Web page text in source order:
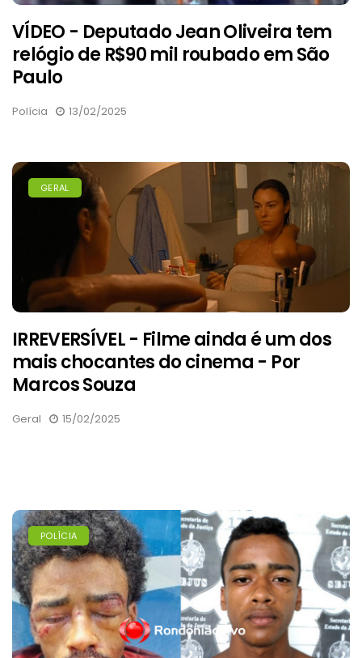
VÍDEO - Deputado Jean Oliveira tem
relógio de R$90 mil roubado em São
Paulo
Polícia 13/02/2025
GERAL
IRREVERSÍVEL - Filme ainda é um dos
mais chocantes do cinema - Por
Marcos Souza
Geral 15/02/2025
POLÍCIA